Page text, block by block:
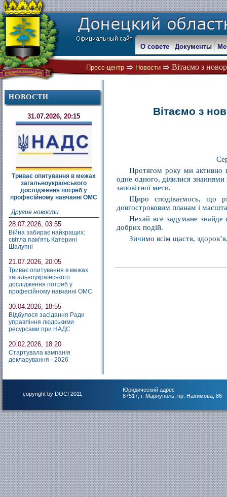
Пресс-центр Новости Вітаємо з
О совете Документы
НОВОСТИ
31.07.2026, 20:15
Триває опитування в межах
загальноукраїнського
дослідження потреб у
професійному навчанні ОМС
Другие новости
28.07.2026, 03:55
Війна забирає найкращих:
світла пам'ять Катерині
Шалупні
21.07.2026, 20:05
Триває опитування в межах
загальноукраїнського
дослідження потреб у
професійному навчанні ОМС
30.04.2026, 18:55
Відбулося засідання Ради
управління людськими
ресурсами при НАДС
20.02.2026, 18:20
Стартувала кампанія
декларування - 2026
Вітаємо з
Протягом року ми активно
одне одного, ділилися
заповітної мети.
Щиро сподіваємось, що
довгостроковим планам і
Нехай все задумане знайде
добрих подій.
Зичимо всім щастя,
copyright by DOCI 2011
Юридический адрес
87517, г. Мариуполь, пр. Нахимова, 86